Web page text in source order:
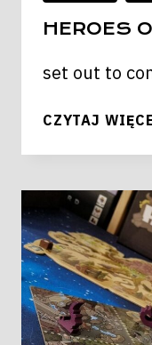
HEROES
set out to
CZYTAJ